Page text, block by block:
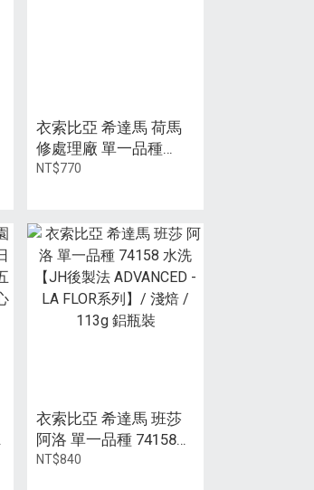
衣索比亞 希達馬 荷馬
修處理廠 單一品種
74158 G1 日曬 / 淺焙 /
NT$770
衣索比亞 希達馬 班莎
阿洛 單一品種 74158
水洗 【JH後製法
NT$840